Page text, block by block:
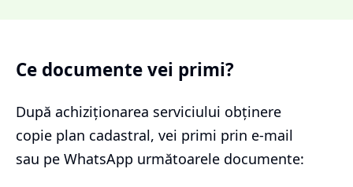
Ce documente vei primi?
După achiziționarea serviciului obținere
copie plan cadastral, vei primi prin e-mail
sau pe WhatsApp următoarele documente: